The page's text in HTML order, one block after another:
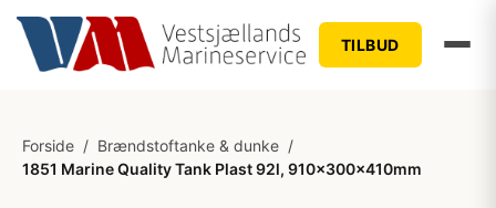
TILBUD
Forside / Brændstoftanke & dunke /
1851 Marine Quality Tank Plast 92l, 910x300x410mm